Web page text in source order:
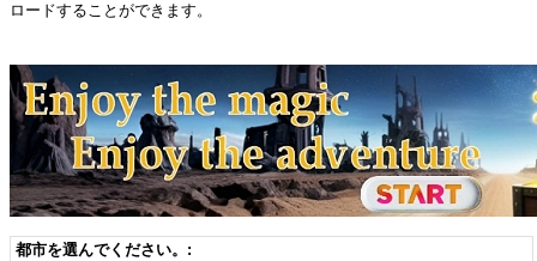
ロードすることができます。
都市を選んでください。: